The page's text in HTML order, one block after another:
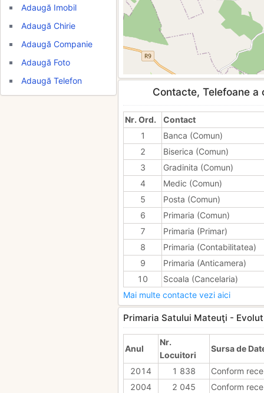
Adaugă Imobil
Adaugă Chirie
Adaugă Companie
Adaugă Foto
Adaugă Telefon
Contacte, Telefoane
Nr. Ord.
Contact
1
Banca (Comun)
2
Biserica (Comun)
3
Gradinita (Comun)
4
Medic (Comun)
5
Posta (Comun)
6
Primaria (Comun)
7
Primaria (Primar)
8
Primaria (Contabilitatea)
9
Primaria (Anticamera)
10
Scoala (Cancelaria)
Mai multe contacte vezi aici
Primaria Satului Mateuţi -
Anul
Nr.
Locuitori
Sursa de
2014 1 838
Conform
2004
2 045
Conform